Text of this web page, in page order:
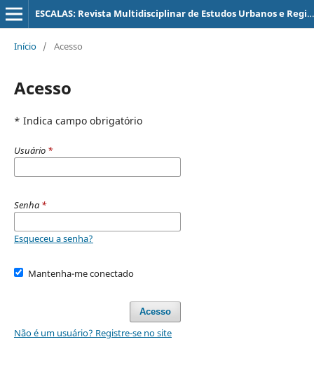
ESCALAS: Revista Multidisciplinar de Estudos Urbanos e Regionais
Início / Acesso
Acesso
* Indica campo obrigatório
Usuário *
Senha *
Esqueceu a senha?
Mantenha-me conectado
Acesso
Não é um usuário? Registre-se no site